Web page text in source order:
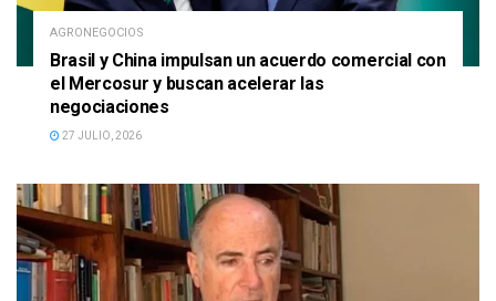
AGRONEGOCIOS
Brasil y China impulsan un acuerdo comercial con
el Mercosur y buscan acelerar las
negociaciones
27 JULIO, 2026